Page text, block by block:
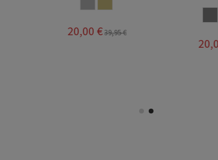
20,00 € 39,95 €
20,00 €